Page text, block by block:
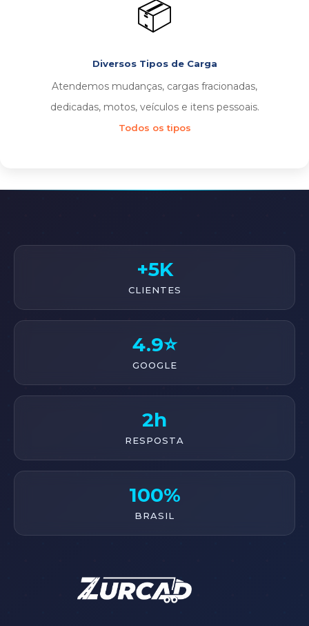
📦
Diversos Tipos de Carga
Atendemos mudanças, cargas fracionadas,
dedicadas, motos, veículos e itens pessoais.
Todos os tipos
+5K
CLIENTES
4.9⭐
GOOGLE
2h
RESPOSTA
100%
BRASIL